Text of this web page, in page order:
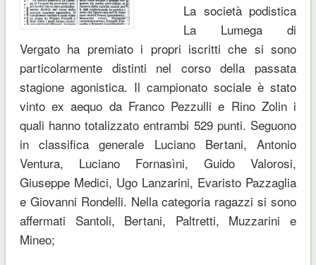
La società podistica
La Lumega di
Vergato ha premiato i propri iscritti che si sono
particolarmente distinti nel corso della passata
stagione agonistica. Il campionato sociale è stato
vinto ex aequo da Franco Pezzulli e Rino Zolin i
quali hanno totalizzato entrambi 529 punti. Seguono
in classifica generale Luciano Bertani, Antonio
Ventura, Luciano Fornasìni, Guido Valorosi,
Giuseppe Medici, Ugo Lanzarini, Evaristo Pazzaglia
e Giovanni Rondelli. Nella categoria ragazzi si sono
affermati Santoli, Bertani, Paltretti, Muzzarini e
Mineo;